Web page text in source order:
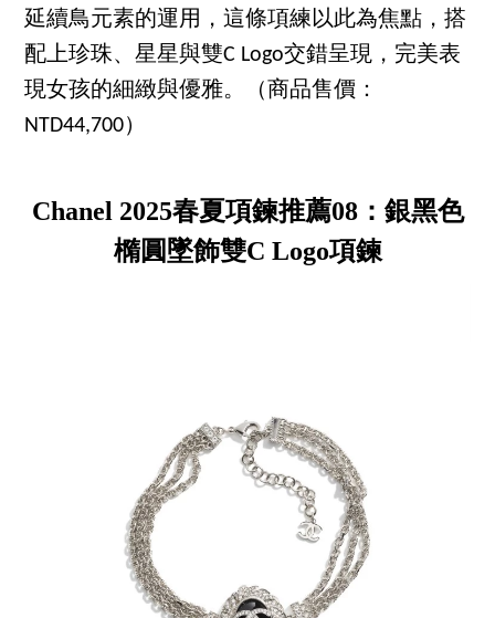
延續鳥元素的運用，這條項練以此為焦點，搭
配上珍珠、星星與雙C Logo交錯呈現，完美表
現女孩的細緻與優雅。（商品售價：
NTD44,700）
Chanel 2025春夏項鍊推薦08：銀黑色
橢圓墜飾雙C Logo項鍊